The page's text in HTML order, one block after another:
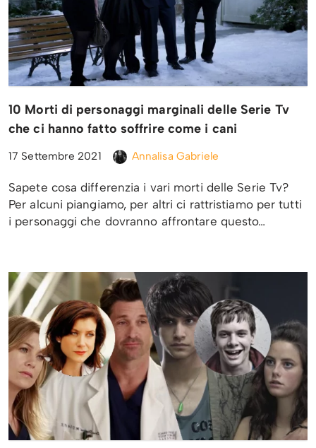
10 Morti di personaggi marginali delle Serie Tv
che ci hanno fatto soffrire come i cani
17 Settembre 2021 Annalisa Gabriele
Sapete cosa differenzia i vari morti delle Serie Tv?
Per alcuni piangiamo, per altri ci rattristiamo per tutti
i personaggi che dovranno affrontare questo…